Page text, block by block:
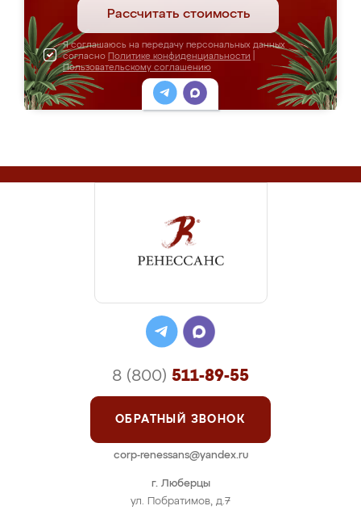
Рассчитать стоимость
Я соглашаюсь на передачу персональных данных
согласно Политике конфиденциальности
Пользовательскому соглашению
г. Люберцы
ул. Побратимов, д.7
8 (800) 511-89-55
ОБРАТНЫЙ ЗВОНОК
corp-renessans@yandex.ru